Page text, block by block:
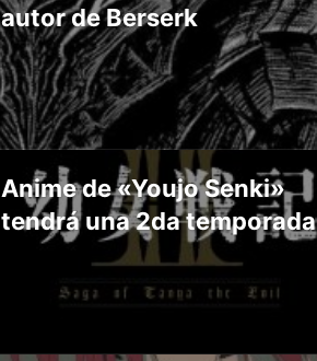
autor de Berserk
Anime de «Youjo Senki»
tendrá una 2da temporada